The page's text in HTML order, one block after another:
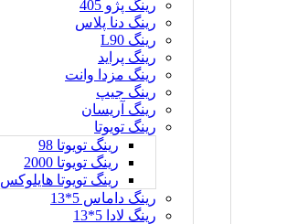
رینگ پژو 405
رینگ دنا پلاس
رینگ L90
رینگ پراید
رینگ مزدا وانت
رینگ جیپ
رینگ آریسان
رینگ تویوتا
رینگ تویوتا 98
رینگ تویوتا 2000
رینگ تویوتا هایلوکس
رینگ داماس 5*13
رینگ لادا 5*13